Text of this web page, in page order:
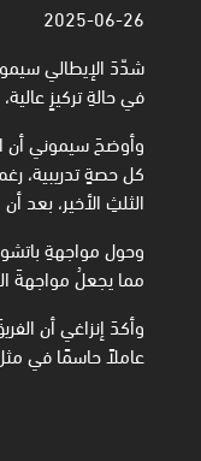
2025-06-26
شدّدَ الإيطالي
في حالةِ تركيزٍ
وأوضحَ سيموني أن
كل حصةٍ تدريبية،
الثلثِ الأخير، بعد
وحول مواجهةِ
مما يجعلُ مواجهةَ
وأكدَ إنزاغي أن
عاملاً حاسمًا في